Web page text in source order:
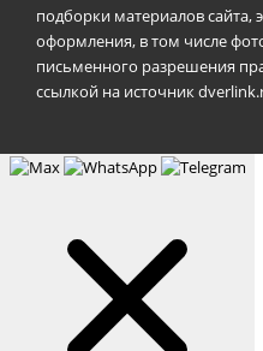
подборки материалов сайта,
оформления, в том числе
письменного разрешения
ссылкой на источник